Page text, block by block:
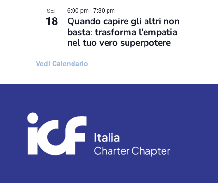
SET
18
6:00 pm-7:30 pm
Quando capire gli altri non
basta: trasforma l’empatia
nel tuo vero superpotere
Vedi Calendario